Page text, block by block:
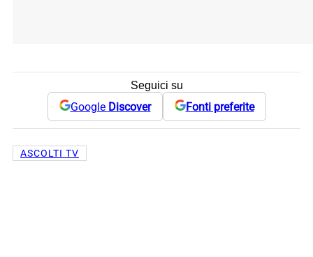
Seguici su
Google Discover Fonti preferite
ASCOLTI TV